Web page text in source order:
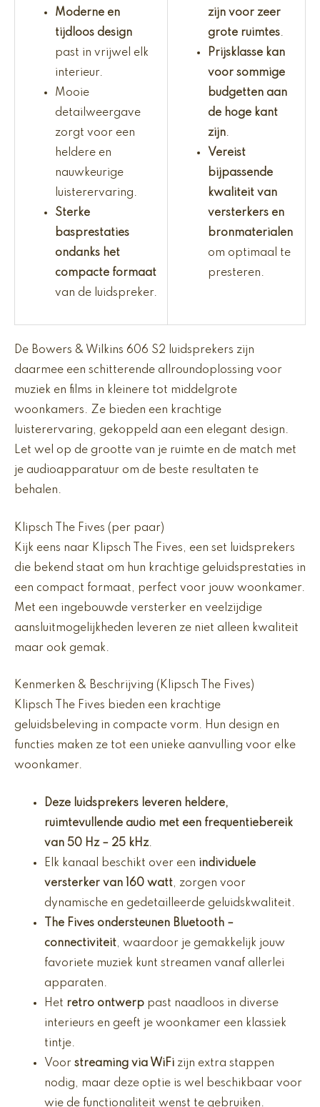
Moderne en
tijdloos design
past in vrijwel elk
interieur.
Mooie
detailweergave
zorgt voor een
heldere en
nauwkeurige
luisterervaring.
Sterke
basprestaties
ondanks het
compacte formaat
van de luidspreker.
zijn voor zeer
grote ruimtes.
Prijsklasse kan
voor sommige
budgetten aan
de hoge kant
zijn.
Vereist
bijpassende
kwaliteit van
versterkers en
bronmaterialen
om optimaal te
presteren.
De Bowers & Wilkins 606 S2 luidsprekers zijn
daarmee een schitterende allroundoplossing voor
muziek en films in kleinere tot middelgrote
woonkamers. Ze bieden een krachtige
luisterervaring, gekoppeld aan een elegant design.
Let wel op de grootte van je ruimte en de match met
je audioapparatuur om de beste resultaten te
behalen.
Klipsch The Fives (per paar)
Kijk eens naar Klipsch The Fives, een set luidsprekers
die bekend staat om hun krachtige geluidsprestaties in
een compact formaat, perfect voor jouw woonkamer.
Met een ingebouwde versterker en veelzijdige
aansluitmogelijkheden leveren ze niet alleen kwaliteit
maar ook gemak.
Kenmerken & Beschrijving (Klipsch The Fives)
Klipsch The Fives bieden een krachtige
geluidsbeleving in compacte vorm. Hun design en
functies maken ze tot een unieke aanvulling voor elke
woonkamer.
Deze luidsprekers leveren heldere,
ruimtevullende audio met een frequentiebereik
van 50 Hz– 25 kHz.
Elk kanaal beschikt over een individuele
versterker van 160 watt, zorgen voor
dynamische en gedetailleerde geluidskwaliteit.
The Fives ondersteunen Bluetooth –
connectiviteit, waardoor je gemakkelijk jouw
favoriete muziek kunt streamen vanaf allerlei
apparaten.
Het retro ontwerp past naadloos in diverse
interieurs en geeft je woonkamer een klassiek
tintje.
Voor streaming via WiFi zijn extra stappen
nodig, maar deze optie is wel beschikbaar voor
wie de functionaliteit wenst te gebruiken.